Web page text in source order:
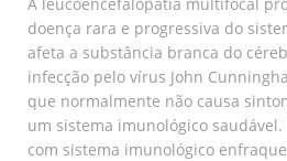
doença rara e progressiva do
afeta a substância branca do
infecção pelo vírus John
que normalmente não causa
um sistema imunológico
com sistema imunológico